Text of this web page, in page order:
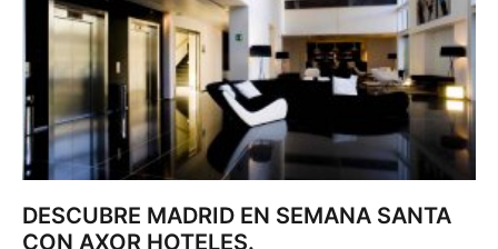
DESCUBRE MADRID EN SEMANA SANTA
CON AXOR HOTELES.